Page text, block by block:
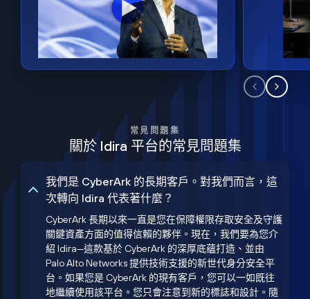
常見問題集
關於 Idira 平台的常見問題集
我們是 CyberArk 的長期客戶。對我們而言，這
次轉向 Idira 代表著什麼？
CyberArk 長期以來一直是您在保障權限存取安全及守護
關鍵資產方面的值得信賴的夥伴。現在，我們要為您介
紹 Idira—這款基於 CyberArk 的深厚底蘊打造、並由
Palo Alto Networks 提供技術支援的新世代身分安全平
台。如果您是 CyberArk 的現有客戶，您可以一如既往
地繼續使用該平台。您只會注意到新的標誌和設計。隨